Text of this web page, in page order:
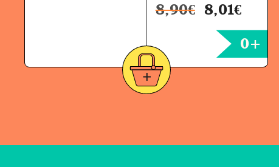
8,90€ 8,01€
0+